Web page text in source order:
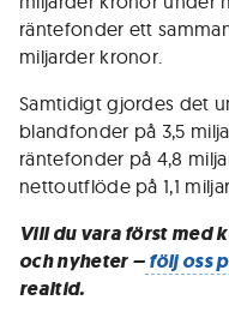
räntefonder ett
miljarder kronor.
Samtidigt gjordes det
blandfonder på 3,5
räntefonder på 4,8
nettoutflöde på 1,1
Vill du vara först med
och nyheter –följ oss
realtid.